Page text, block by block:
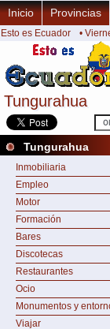
Tungurahua
Tungurahua
Inicio Provincias
Esto es Ecuador •
Tungurahua
Inmobiliaria
Empleo
Motor
Formación
Bares
Discotecas
Restaurantes
Ocio
Monumentos y
Viajar